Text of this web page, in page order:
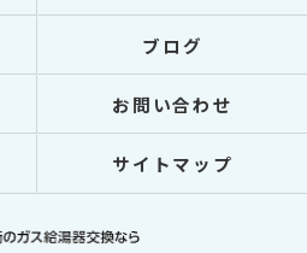
ブログ
お問い合わせ
サイトマップ